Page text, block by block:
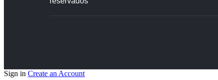
Sign in Create an Account